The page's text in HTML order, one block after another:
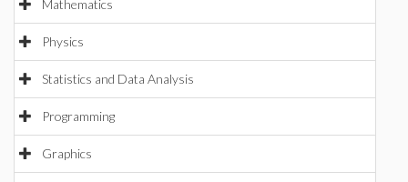
Mathematics
Physics
Statistics and Data Analysis
Programming
Graphics